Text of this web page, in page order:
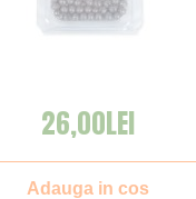
26,00LEI
Adauga in cos